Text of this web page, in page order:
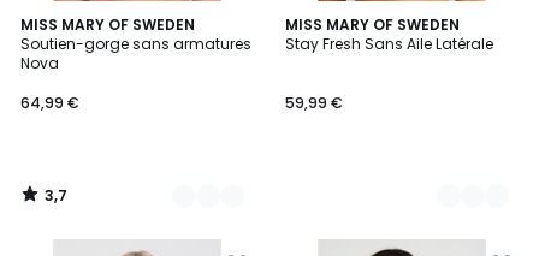
MISS MARY OF SWEDEN
Soutien-gorge sans armatures
Nova
64,99 €
3,7
/ 5
2
Couleurs
3,7
/
MISS MARY OF SWEDEN
Stay Fresh Sans Aile Latérale
59,99 €
4
Couleurs